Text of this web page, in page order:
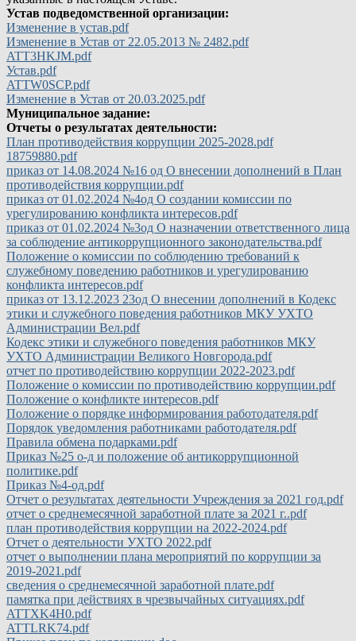
Устав подведомственной организации:
Изменение в устав.pdf
Изменение в Устав от 22.05.2013 № 2482.pdf
ATT3HKJM.pdf
Устав.pdf
ATTW0SCP.pdf
Изменение в Устав от 20.03.2025.pdf
Муниципальное задание:
Отчеты о результатах деятельности:
План противодействия коррупции 2025-2028.pdf
18759880.pdf
приказ от 14.08.2024 №16 од О внесении дополнений в План
противодействия коррупции.pdf
приказ от 01.02.2024 №4од О создании комиссии по
урегулированию конфликта интересов.pdf
приказ от 01.02.2024 №3од О назначении ответственного лица
за соблюдение антикоррупционного законодательства.pdf
Положение о комиссии по соблюдению требований к
служебному поведению работников и урегулированию
конфликта интересов.pdf
приказ от 13.12.2023 23од О внесении дополнений в Кодекс
этики и служебного поведения работников МКУ УХТО
Администрации Вел.pdf
Кодекс этики и служебного поведения работников МКУ
УХТО Администрации Великого Новгорода.pdf
отчет по противодействию коррупции 2022-2023.pdf
Положение о комиссии по противодействию коррупции.pdf
Положение о конфликте интересов.pdf
Положение о порядке информирования работодателя.pdf
Порядок уведомления работниками работодателя.pdf
Правила обмена подарками.pdf
Приказ №25 о-д и положение об антикоррупционной
политике.pdf
Приказ №4-од.pdf
Отчет о результатах деятельности Учреждения за 2021 год.pdf
отчет о среднемесячной заработной плате за 2021 г..pdf
план противодействия коррупции на 2022-2024.pdf
Отчет о деятельности УХТО 2022.pdf
отчет о выполнении плана мероприятий по коррупции за
2019-2021.pdf
сведения о среднемесячной заработной плате.pdf
памятка при действиях в чрезвычайных ситуациях.pdf
ATTXK4H0.pdf
ATTLRK74.pdf